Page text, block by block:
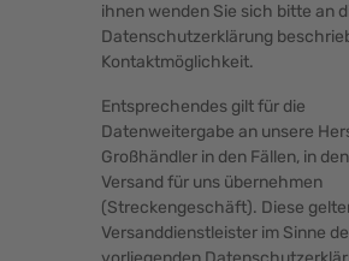
ihnen wenden Sie sich bitte an
Datenschutzerklärung
Kontaktmöglichkeit.
Entsprechendes gilt für die
Datenweitergabe an unsere
Großhändler in den Fällen, in
Versand für uns übernehmen
(Streckengeschäft). Diese
Versanddienstleister im Sinne